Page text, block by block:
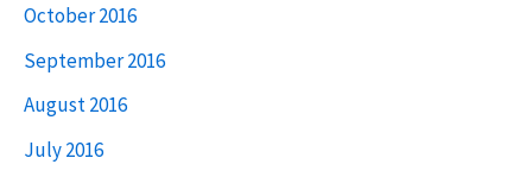
October 2016
September 2016
August 2016
July 2016